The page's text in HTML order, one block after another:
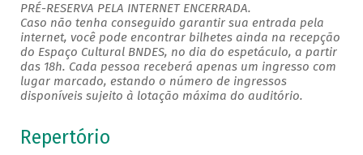
PRÉ-RESERVA PELA INTERNET ENCERRADA.
Caso não tenha conseguido garantir sua entrada pela
internet, você pode encontrar bilhetes ainda na recepção
do Espaço Cultural BNDES, no dia do espetáculo, a partir
das 18h. Cada pessoa receberá apenas um ingresso com
lugar marcado, estando o número de ingressos
disponíveis sujeito à lotação máxima do auditório.
Repertório